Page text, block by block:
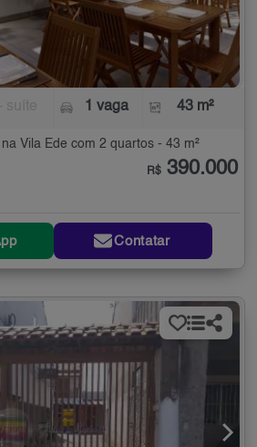
1 vaga 43 m²
Vila Ede com 2 quartos - 43 m²
R$ 390.000
Contatar